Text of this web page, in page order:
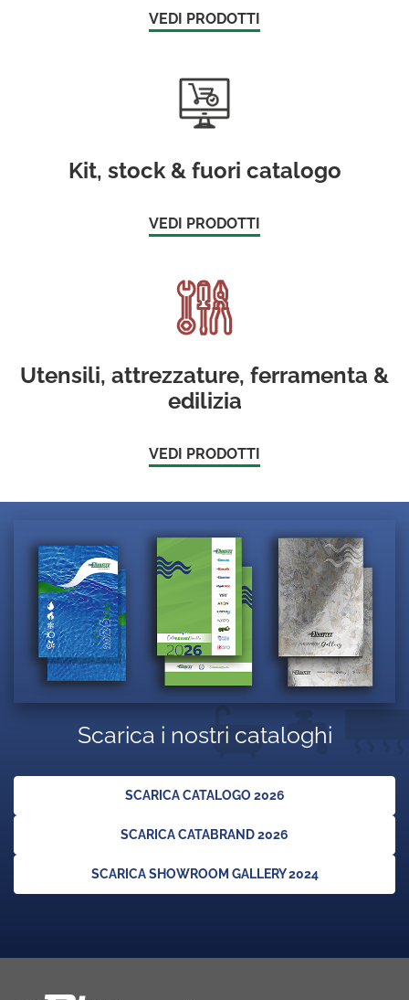
VEDI PRODOTTI
Kit, stock & fuori catalogo
VEDI PRODOTTI
Utensili, attrezzature, ferramenta &
edilizia
VEDI PRODOTTI
Scarica i nostri cataloghi
SCARICA CATALOGO 2026
SCARICA CATABRAND 2026
SCARICA SHOWROOM GALLERY 2024